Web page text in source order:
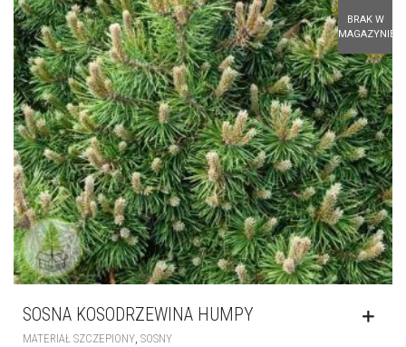
BRAK W
MAGAZYNIE
SOSNA KOSODRZEWINA HUMPY
MATERIAŁ SZCZEPIONY SOSNY